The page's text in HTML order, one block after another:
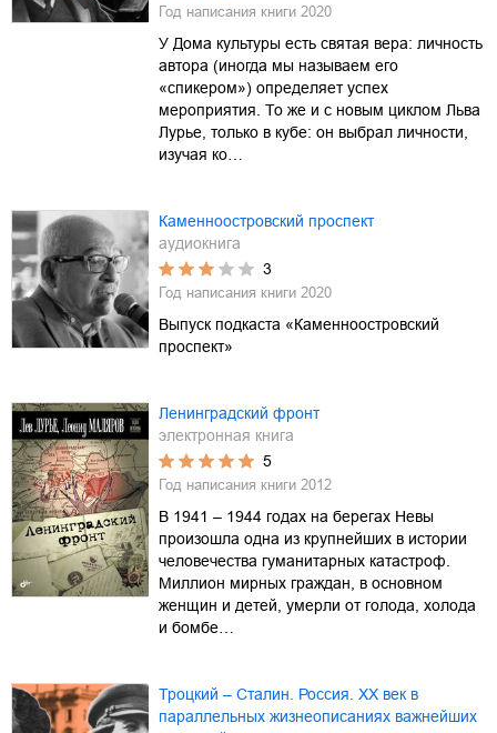
Год написания книги 2020
У Дома культуры есть святая вера: личность
автора (иногда мы называем его
«спикером») определяет успех
мероприятия. То же и с новым циклом Льва
Лурье, только в кубе: он выбрал личности,
изучая ко…
Каменноостровский проспект
аудиокнига
3
Год написания книги 2020
Выпуск подкаста «Каменноостровский
проспект»
Ленинградский фронт
электронная книга
5
Год написания книги 2012
В 1941 – 1944 годах на берегах Невы
произошла одна из крупнейших в истории
человечества гуманитарных катастроф.
Миллион мирных граждан, в основном
женщин и детей, умерли от голода, холода
и бомбе…
Троцкий – Сталин. Россия. XX век в
параллельных жизнеописаниях важнейших